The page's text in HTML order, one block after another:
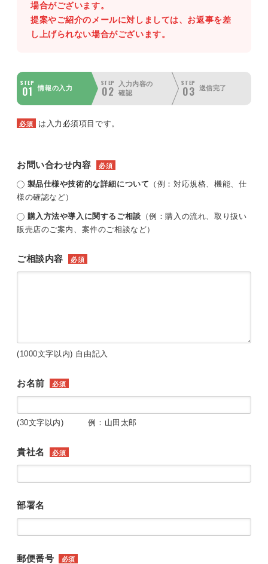
場合がございます。
提案やご紹介のメールに対しましては、お返事を差
し上げられない場合がございます。
STEP
01 情報の入力
STEP
02
入力内容の
確認
STEP
03 送信完了
必須 は入力必須項目です。
お問い合わせ内容 必須
製品仕様や技術的な詳細について （例：対応規格、機能、仕
様の確認など）
購入方法や導入に関するご相談 （例：購入の流れ、取り扱い
販売店のご案内、案件のご相談など）
ご相談内容 必須
(1000文字以内) 自由記入
お名前 必須
(30文字以内) 例：山田太郎
貴社名 必須
部署名
郵便番号 必須